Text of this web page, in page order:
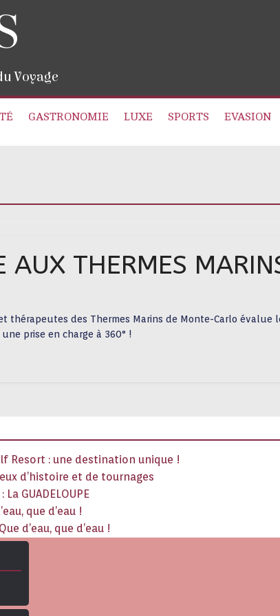
Voyage
GASTRONOMIE LUXE SPORTS EVASION
AUX THERMES
thérapeutes des Thermes Marins de Monte-Carlo
prise en charge à 360° !
Resort : une destination unique !
d’histoire et de tournages
La GUADELOUPE
que d’eau !
d’eau, que d’eau !